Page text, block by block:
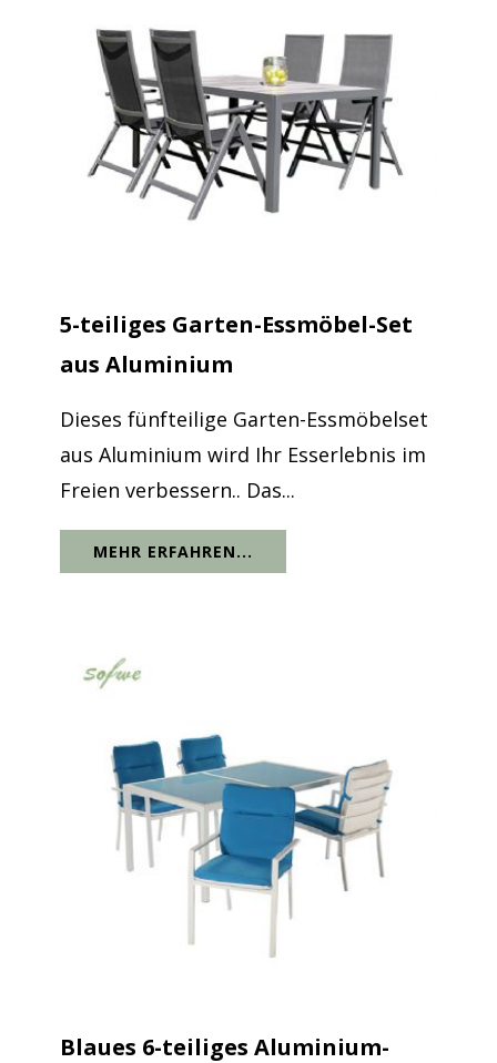
5-teiliges Garten-Essmöbel-Set
aus Aluminium
Dieses fünfteilige Garten-Essmöbelset
aus Aluminium wird Ihr Esserlebnis im
Freien verbessern.. Das...
MEHR ERFAHREN...
Blaues 6-teiliges Aluminium-